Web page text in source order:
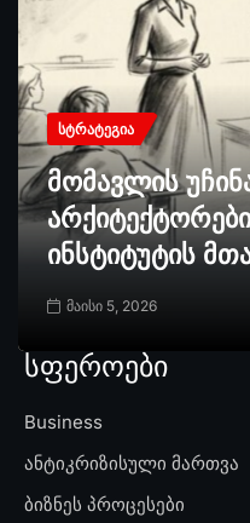
ᲡᲢᲠᲐᲢᲔᲒᲘᲐ
მომავლის
ინსტიტუტის
მაისი 5, 2026
სფეროები
Business
ანტიკრიზისული მართვა
ბიზნეს პროცესები